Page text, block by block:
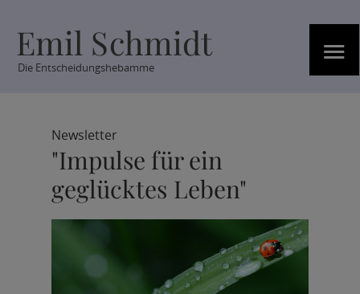
Emil Schmidt
Die Entscheidungshebamme ≡
Newsletter
"Impulse für ein
geglücktes Leben"